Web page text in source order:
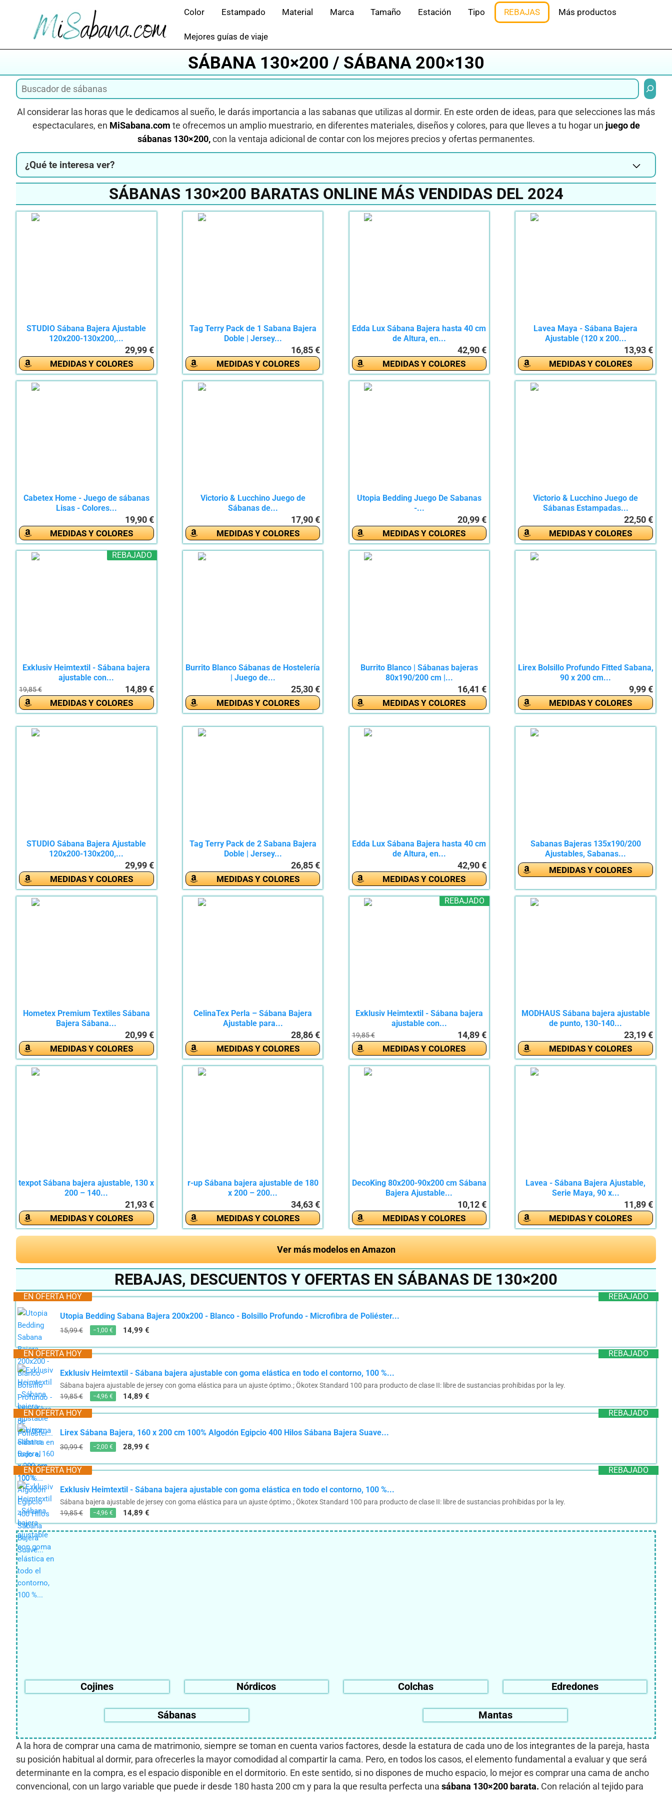
Color Estampado Material Marca Tamaño Estación Tipo REBAJAS Más productos
Mejores guías de viaje
SÁBANA 130×200 / SÁBANA 200×130
Buscar
Al considerar las horas que le dedicamos al sueño, le darás importancia a las sabanas que utilizas al dormir. En este orden de ideas, para que selecciones las más
espectaculares, en MiSabana.com te ofrecemos un amplio muestrario, en diferentes materiales, diseños y colores, para que lleves a tu hogar un juego de
sábanas 130×200,con la ventaja adicional de contar con los mejores precios y ofertas permanentes.
¿Qué te interesa ver?
SÁBANAS 130×200 BARATAS ONLINE MÁS VENDIDAS DEL 2024
STUDIO Sábana Bajera Ajustable
120x200-130x200,...
29,99 €
MEDIDAS Y COLORES
Tag Terry Pack de 1 Sabana Bajera
Doble | Jersey...
16,85 €
MEDIDAS Y COLORES
Edda Lux Sábana Bajera hasta 40 cm
de Altura, en...
42,90 €
MEDIDAS Y COLORES
Lavea Maya - Sábana Bajera
Ajustable (120 x 200...
13,93 €
MEDIDAS Y COLORES
Cabetex Home - Juego de sábanas
Lisas - Colores...
19,90 €
MEDIDAS Y COLORES
Victorio & Lucchino Juego de
Sábanas de...
17,90 €
MEDIDAS Y COLORES
Utopia Bedding Juego De Sabanas
-...
20,99 €
MEDIDAS Y COLORES
Victorio & Lucchino Juego de
Sábanas Estampadas...
22,50 €
MEDIDAS Y COLORES
REBAJADO
Exklusiv Heimtextil - Sábana bajera
ajustable con...
19,85 € 14,89 €
MEDIDAS Y COLORES
Burrito Blanco Sábanas de Hostelería
| Juego de...
25,30 €
MEDIDAS Y COLORES
Burrito Blanco | Sábanas bajeras
80x190/200 cm |...
16,41 €
MEDIDAS Y COLORES
Lirex Bolsillo Profundo Fitted Sabana,
90 x 200 cm...
9,99 €
MEDIDAS Y COLORES
STUDIO Sábana Bajera Ajustable
120x200-130x200,...
29,99 €
MEDIDAS Y COLORES
Tag Terry Pack de 2 Sabana Bajera
Doble | Jersey...
26,85 €
MEDIDAS Y COLORES
Edda Lux Sábana Bajera hasta 40 cm
de Altura, en...
42,90 €
MEDIDAS Y COLORES
Sabanas Bajeras 135x190/200
Ajustables, Sabanas...
MEDIDAS Y COLORES
Hometex Premium Textiles Sábana
Bajera Sábana...
20,99 €
MEDIDAS Y COLORES
CelinaTex Perla – Sábana Bajera
Ajustable para...
28,86 €
MEDIDAS Y COLORES
REBAJADO
Exklusiv Heimtextil - Sábana bajera
ajustable con...
19,85 € 14,89 €
MEDIDAS Y COLORES
MODHAUS Sábana bajera ajustable
de punto, 130-140...
23,19 €
MEDIDAS Y COLORES
texpot Sábana bajera ajustable, 130 x
200 – 140...
21,93 €
MEDIDAS Y COLORES
r-up Sábana bajera ajustable de 180
x 200 – 200...
34,63 €
MEDIDAS Y COLORES
DecoKing 80x200-90x200 cm Sábana
Bajera Ajustable...
10,12 €
MEDIDAS Y COLORES
Lavea - Sábana Bajera Ajustable,
Serie Maya, 90 x...
11,89 €
MEDIDAS Y COLORES
Ver más modelos en Amazon
REBAJAS, DESCUENTOS Y OFERTAS EN SÁBANAS DE 130×200
REBAJADO
EN OFERTA HOY
Utopia Bedding Sabana Bajera 200x200 - Blanco - Bolsillo Profundo - Microfibra de Poliéster...
15,99 € −1,00 € 14,99 €
REBAJADO
EN OFERTA HOY
Exklusiv Heimtextil - Sábana bajera ajustable con goma elástica en todo el contorno, 100 %...
Sábana bajera ajustable de jersey con goma elástica para un ajuste óptimo.; Ökotex Standard 100 para producto de clase II: libre de sustancias prohibidas por la ley.
19,85 €
−4,96 € 14,89 €
REBAJADO
EN OFERTA HOY
Lirex Sábana Bajera, 160 x 200 cm 100% Algodón Egipcio 400 Hilos Sábana Bajera Suave...
30,99 € −2,00 € 28,99 €
REBAJADO
EN OFERTA HOY
Exklusiv Heimtextil - Sábana bajera ajustable con goma elástica en todo el contorno, 100 %...
Sábana bajera ajustable de jersey con goma elástica para un ajuste óptimo.; Ökotex Standard 100 para producto de clase II: libre de sustancias prohibidas por la ley.
19,85 €
−4,96 € 14,89 €
Cojines Nórdicos Colchas Edredones
Sábanas Mantas
A la hora de comprar una cama de matrimonio, siempre se toman en cuenta varios factores, desde la estatura de cada uno de los integrantes de la pareja, hasta
su posición habitual al dormir, para ofrecerles la mayor comodidad al compartir la cama. Pero, en todos los casos, el elemento fundamental a evaluar y que será
determinante en la compra, es el espacio disponible en el dormitorio. En este sentido, si no dispones de mucho espacio, lo mejor es comprar una cama de ancho
convencional, con un largo variable que puede ir desde 180 hasta 200 cm y para la que resulta perfecta una sábana 130×200 barata. Con relación al tejido para